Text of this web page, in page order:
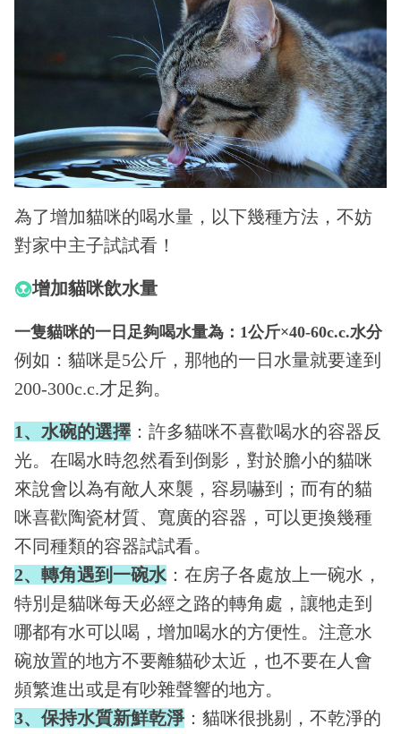
為了增加貓咪的喝水量，以下幾種方法，不妨
對家中主子試試看！
增加貓咪飲水量
一隻貓咪的一日足夠喝水量為：1公斤×40-60c.c.水分
例如：貓咪是5公斤，那牠的一日水量就要達到
200-300c.c.才足夠。
1 、水碗的選擇 ：許多貓咪不喜歡喝水的容器反
光。在喝水時忽然看到倒影，對於膽小的貓咪
來說會以為有敵人來襲，容易嚇到；而有的貓
咪喜歡陶瓷材質、寬廣的容器，可以更換幾種
不同種類的容器試試看。
2、轉角遇到一碗水：在房子各處放上一碗水，
特別是貓咪每天必經之路的轉角處，讓牠走到
哪都有水可以喝，增加喝水的方便性。注意水
碗放置的地方不要離貓砂太近，也不要在人會
頻繁進出或是有吵雜聲響的地方。
3、保持水質新鮮乾淨：貓咪很挑剔，不乾淨的